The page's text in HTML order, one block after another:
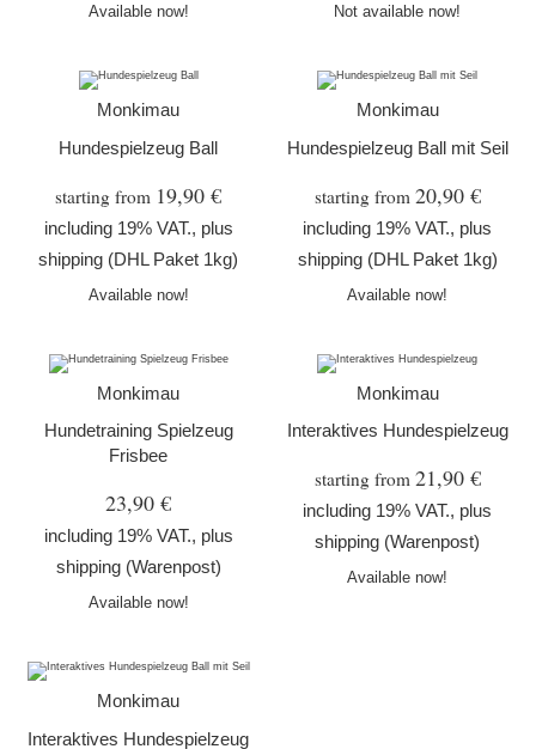
Available now! Not available now!
Monkimau
Hundespielzeug Ball
starting from 19,90 €
including 19% VAT., plus
shipping (DHL Paket 1kg)
Available now!
Monkimau
Hundespielzeug Ball mit Seil
starting from 20,90 €
including 19% VAT., plus
shipping (DHL Paket 1kg)
Available now!
Monkimau
Hundetraining Spielzeug
Frisbee
23,90 €
including 19% VAT., plus
shipping (Warenpost)
Available now!
Monkimau
Interaktives Hundespielzeug
starting from 21,90 €
including 19% VAT., plus
shipping (Warenpost)
Available now!
Monkimau
Interaktives Hundespielzeug